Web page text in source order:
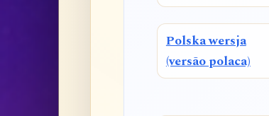
Polska wersja
(versão polaca)